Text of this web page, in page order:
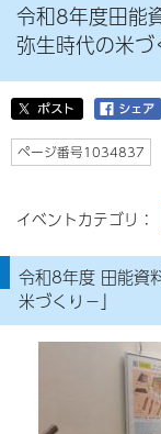
令和8年度田能
弥生時代の米づ
ページ番号1034837
イベントカテゴリ：
令和8年度 田能資
米づくり－」